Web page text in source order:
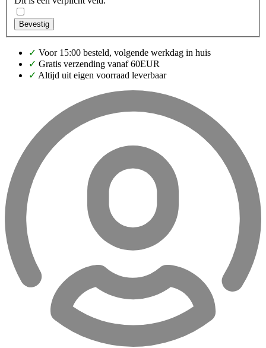
Bevestig
✓ Voor 15:00 besteld, volgende werkdag in huis
✓ Gratis verzending vanaf 60EUR
✓ Altijd uit eigen voorraad leverbaar